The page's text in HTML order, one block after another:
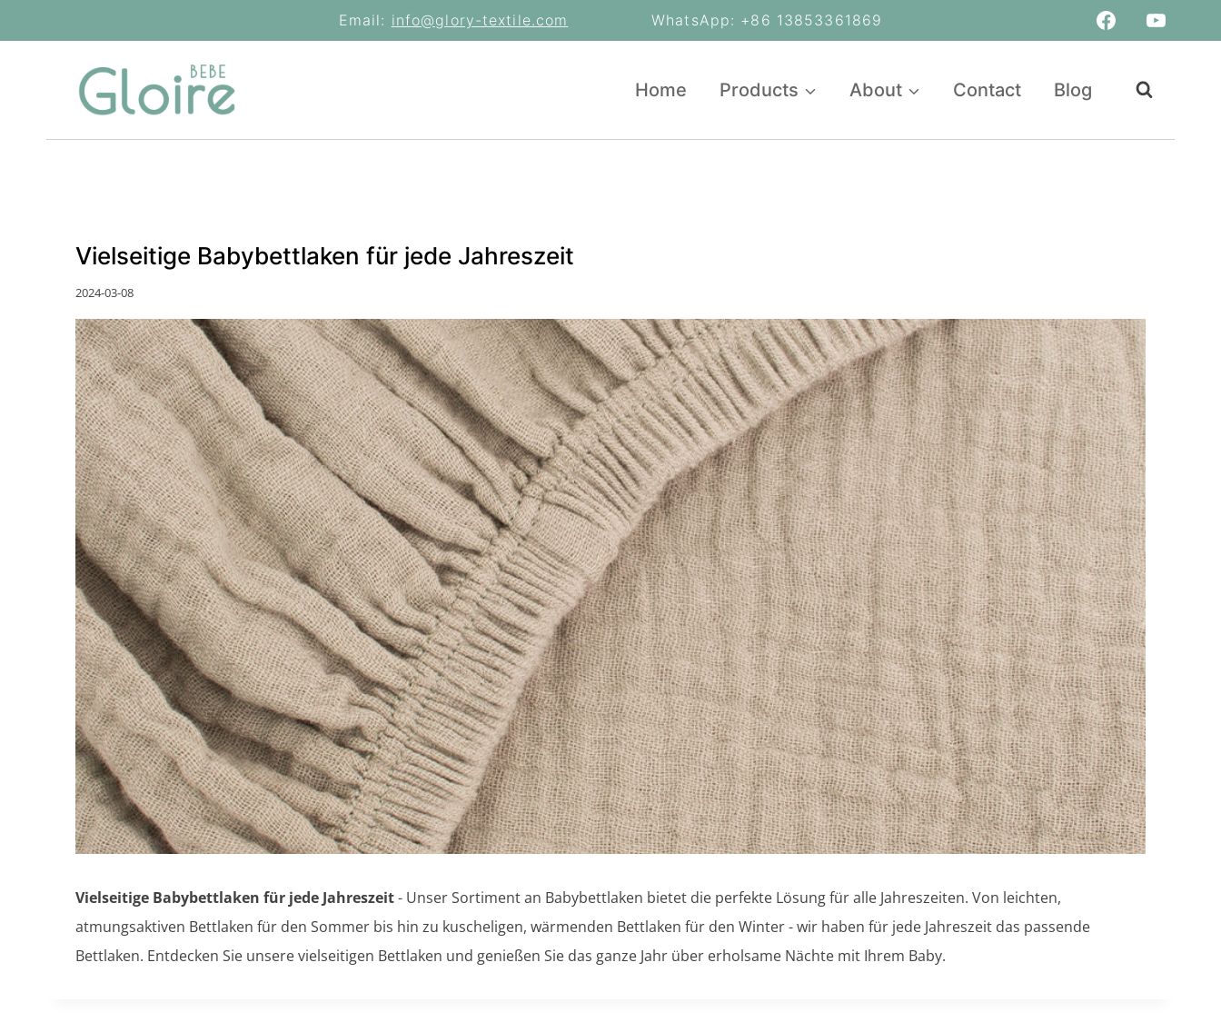
to
Email: info@glory-textile.com WhatsApp: +86 13853361869
Home Products About Contact Blog
Vielseitige Babybettlaken für jede Jahreszeit
2024-03-08
Vielseitige Babybettlaken für jede Jahreszeit- Unser Sortiment an Babybettlaken bietet die perfekte Lösung für alle Jahreszeiten. Von leichten,
atmungsaktiven Bettlaken für den Sommer bis hin zu kuscheligen, wärmenden Bettlaken für den Winter - wir haben für jede Jahreszeit das passende
Bettlaken. Entdecken Sie unsere vielseitigen Bettlaken und genießen Sie das ganze Jahr über erholsame Nächte mit Ihrem Baby.